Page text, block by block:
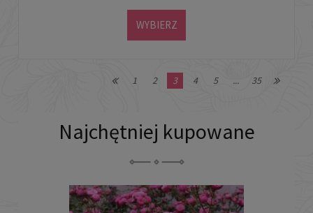
WYBIERZ
1 2 3 4 5 ... 35
Najchętniej kupowane